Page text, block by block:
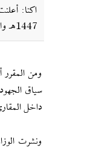
اکنا:
1447هـ والميلادي 2026م وذلك بمقر مسجد النور الواقع بمنطقة العباسية بالقاهرة.
سياق الجهود
داخل
ونشرت